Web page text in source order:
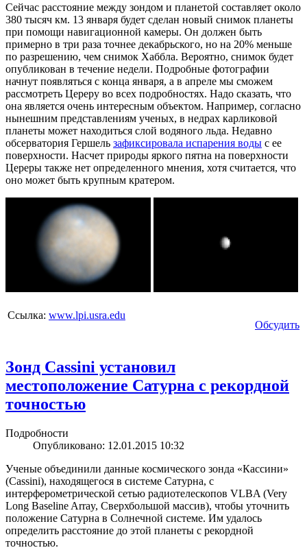
Сейчас расстояние между зондом и планетой составляет около
380 тысяч км. 13 января будет сделан новый снимок планеты
при помощи навигационной камеры. Он должен быть
примерно в три раза точнее декабрьского, но на 20% меньше
по разрешению, чем снимок Хаббла. Вероятно, снимок будет
опубликован в течение недели. Подробные фотографии
начнут появляться с конца января, а в апреле мы сможем
рассмотреть Цереру во всех подробностях. Надо сказать, что
она является очень интересным объектом. Например, согласно
нынешним представлениям ученых, в недрах карликовой
планеты может находиться слой водяного льда. Недавно
обсерватория Гершель зафиксировала испарения воды с ее
поверхности. Насчет природы яркого пятна на поверхности
Цереры также нет определенного мнения, хотя считается, что
оно может быть крупным кратером.
Ссылка: www.lpi.usra.edu
Обсудить
Зонд Cassini установил
местоположение Сатурна с рекордной
точностью
Подробности
Опубликовано: 12.01.2015 10:32
Ученые объединили данные космического зонда «Кассини»
(Cassini), находящегося в системе Сатурна, с
интерферометрической сетью радиотелескопов VLBA (Very
Long Baseline Array, Сверхбольшой массив), чтобы уточнить
положение Сатурна в Солнечной системе. Им удалось
определить расстояние до этой планеты с рекордной
точностью.